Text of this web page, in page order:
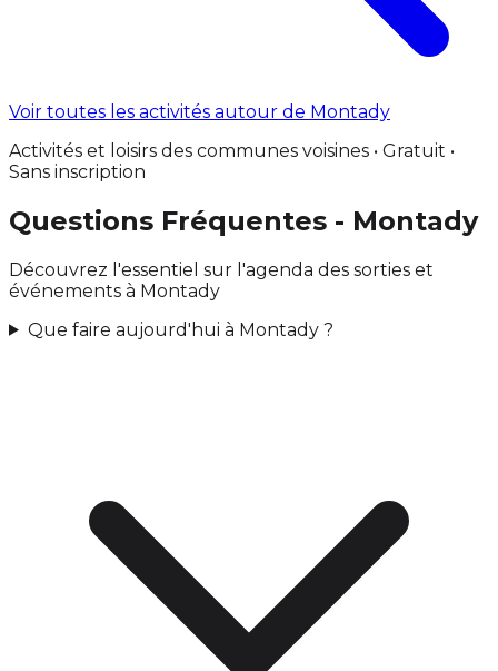
Voir toutes les activités autour de Montady
Activités et loisirs des communes voisines • Gratuit •
Sans inscription
Questions Fréquentes - Montady
Découvrez l'essentiel sur l'agenda des sorties et
événements à Montady
Que faire aujourd'hui à Montady ?